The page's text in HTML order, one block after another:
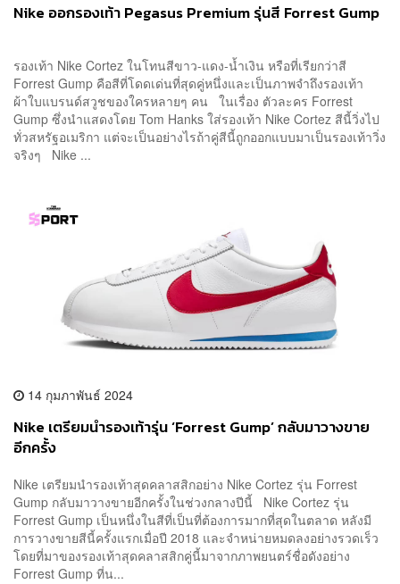
Nike ออกรองเท้า Pegasus Premium รุ่นสี Forrest Gump
รองเท้า Nike Cortez ในโทนสีขาว-แดง-น้ำเงิน หรือที่เรียกว่าสี
Forrest Gump คือสีที่โดดเด่นที่สุดคู่หนึ่งและเป็นภาพจำถึงรองเท้า
ผ้าใบแบรนด์สวูชของใครหลายๆ คน ในเรื่อง ตัวละคร Forrest
Gump ซึ่งนำแสดงโดย Tom Hanks ใส่รองเท้า Nike Cortez สีนี้วิ่งไป
ทั่วสหรัฐอเมริกา แต่จะเป็นอย่างไรถ้าคู่สีนี้ถูกออกแบบมาเป็นรองเท้าวิ่ง
จริงๆ Nike ...
14 กุมภาพันธ์ 2024
Nike เตรียมนำรองเท้ารุ่น ‘Forrest Gump’ กลับมาวางขาย
อีกครั้ง
Nike เตรียมนำรองเท้าสุดคลาสสิกอย่าง Nike Cortez รุ่น Forrest
Gump กลับมาวางขายอีกครั้งในช่วงกลางปีนี้ Nike Cortez รุ่น
Forrest Gump เป็นหนึ่งในสีที่เป็นที่ต้องการมากที่สุดในตลาด หลังมี
การวางขายสีนี้ครั้งแรกเมื่อปี 2018 และจำหน่ายหมดลงอย่างรวดเร็ว
โดยที่มาของรองเท้าสุดคลาสสิกคู่นี้มาจากภาพยนตร์ชื่อดังอย่าง
Forrest Gump ที่น...